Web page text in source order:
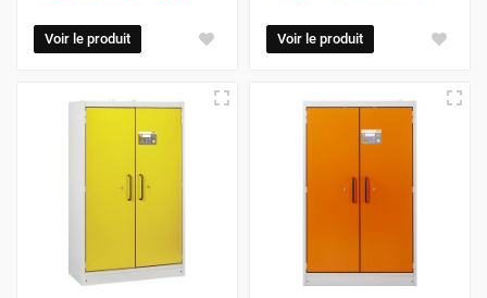
Voir le produit Voir le produit